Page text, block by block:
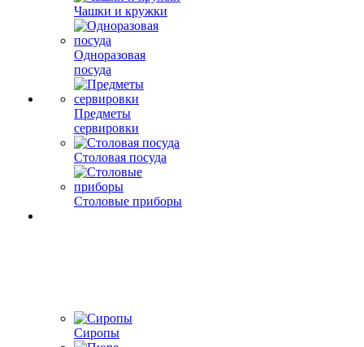
Чашки и кружки
Одноразовая
посуда
Предметы
сервировки
Столовая посуда
Столовые приборы
Сиропы